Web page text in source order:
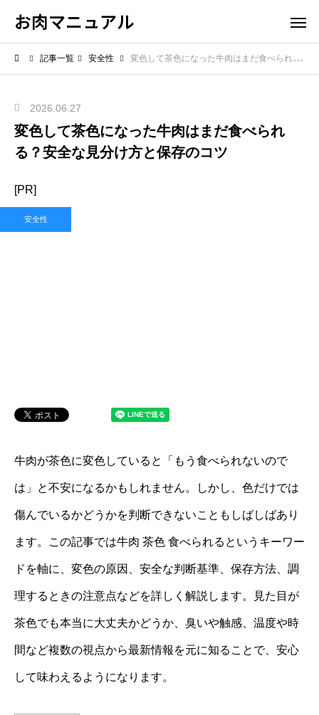
お肉マニュアル
記事一覧 安全性 変色して茶色になった牛肉はまだ食べられる？安全な見分け方と保存のコツ
2026.06.27
変色して茶色になった牛肉はまだ食べられ
る？安全な見分け方と保存のコツ
[PR]
安全性
牛肉が茶色に変色していると「もう食べられないので
は」と不安になるかもしれません。しかし、色だけでは
傷んでいるかどうかを判断できないこともしばしばあり
ます。この記事では牛肉 茶色 食べられるというキーワー
ドを軸に、変色の原因、安全な判断基準、保存方法、調
理するときの注意点などを詳しく解説します。見た目が
茶色でも本当に大丈夫かどうか、臭いや触感、温度や時
間など複数の視点から最新情報を元に知ることで、安心
して味わえるようになります。